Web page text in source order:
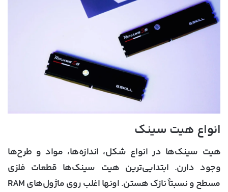
انواع هیت سینک
هیت سینک‌ها در انواع شکل، اندازه‌ها، مواد و طرح‌ها
وجود دارن. ابتدایی‌ترین هیت سینک‌ها قطعات فلزی
مسطح و نسبتاً نازک هستن. اونها اغلب روی ماژول‌های RAM